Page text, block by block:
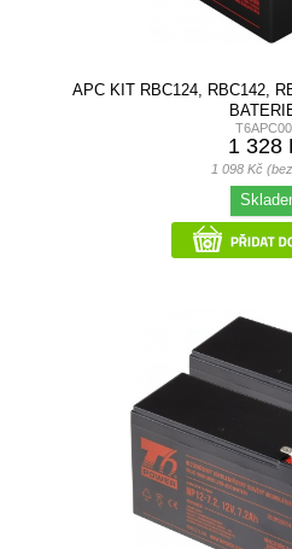
APC KIT RBC124, RBC142,
1 328
1 098 Kč